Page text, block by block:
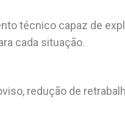
técnico capaz de
cada situação.
redução de